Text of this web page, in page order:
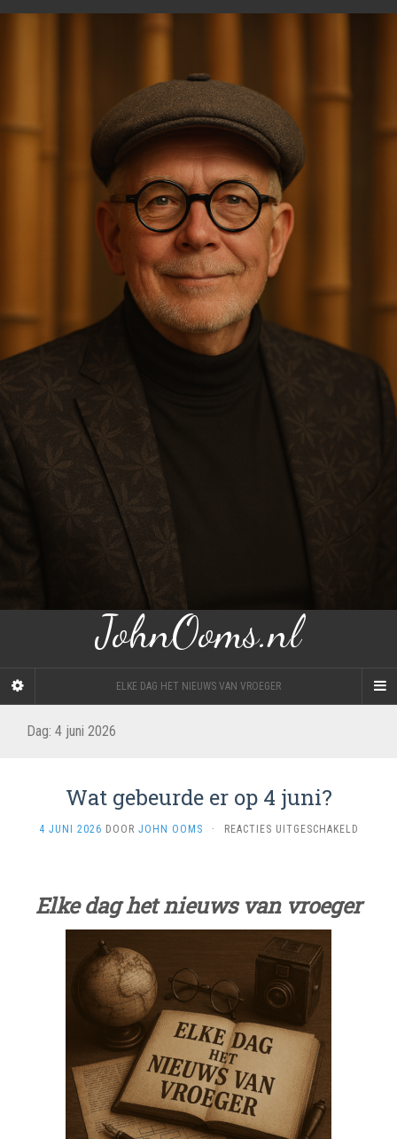
JohnOoms.nl
ELKE DAG HET NIEUWS VAN VROEGER
Dag: 4 juni 2026
Wat gebeurde er op 4 juni?
4 JUNI 2026 DOOR JOHN OOMS · REACTIES UITGESCHAKELD
4
Elke dag het nieuws van vroeger